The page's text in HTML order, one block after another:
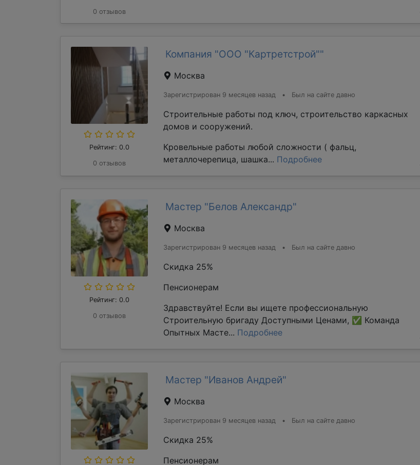
0 отзывов
Рейтинг: 0.0
0 отзывов
Компания "ООО "Картретстрой""
Москва
Зарегистрирован 9 месяцев назад • Был на сайте давно
Строительные работы под ключ, строительство каркасных
домов и сооружений.
Кровельные работы любой сложности ( фальц,
металлочерепица, шашка... Подробнее
Рейтинг: 0.0
0 отзывов
Мастер "Белов Александр"
Москва
Зарегистрирован 9 месяцев назад • Был на сайте давно
Скидка 25%
Пенсионерам
Здравствуйте! Если вы ищете профессиональную
Строительную бригаду Доступными Ценами, ✅ Команда
Опытных Масте... Подробнее
Мастер "Иванов Андрей"
Москва
Зарегистрирован 9 месяцев назад • Был на сайте давно
Скидка 25%
Пенсионерам